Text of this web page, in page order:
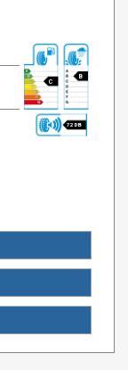
C
B
72 DB